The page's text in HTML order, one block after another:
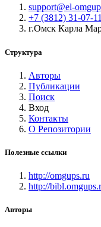
support@el-
+7 (3812) 31-07-11
г.Омск Карла
Структура
Авторы
Публикации
Поиск
Вход
Контакты
О Репозитории
Полезные ссылки
http://omgups.ru
http://
Авторы